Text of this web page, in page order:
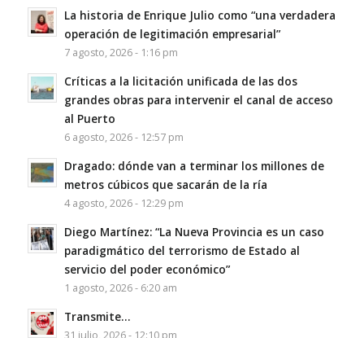
La historia de Enrique Julio como “una verdadera
operación de legitimación empresarial”
7 agosto, 2026 - 1:16 pm
Críticas a la licitación unificada de las dos
grandes obras para intervenir el canal de acceso
al Puerto
6 agosto, 2026 - 12:57 pm
Dragado: dónde van a terminar los millones de
metros cúbicos que sacarán de la ría
4 agosto, 2026 - 12:29 pm
Diego Martínez: “La Nueva Provincia es un caso
paradigmático del terrorismo de Estado al
servicio del poder económico”
1 agosto, 2026 - 6:20 am
Transmite…